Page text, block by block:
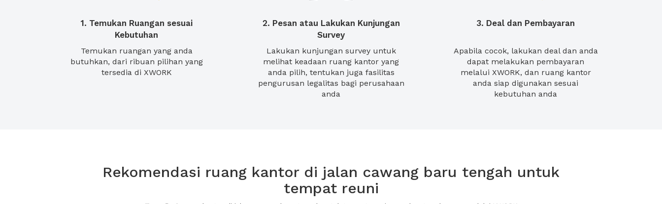
1. Temukan Ruangan sesuai
Kebutuhan
Temukan ruangan yang anda
butuhkan, dari ribuan pilihan yang
tersedia di XWORK
2. Pesan atau Lakukan Kunjungan
Survey
Lakukan kunjungan survey untuk
melihat keadaan ruang kantor yang
anda pilih, tentukan juga fasilitas
pengurusan legalitas bagi perusahaan
anda
3. Deal dan Pembayaran
Apabila cocok, lakukan deal dan anda
dapat melakukan pembayaran
melalui XWORK, dan ruang kantor
anda siap digunakan sesuai
kebutuhan anda
Rekomendasi ruang kantor di jalan cawang baru tengah untuk
tempat reuni